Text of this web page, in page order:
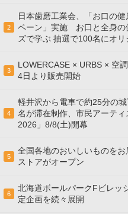
2
日本歯磨工業会、「お口の
ペーン」実施 お口と全身の
ズで学ぶ 抽選で100名にオ
3
LOWERCASE × URBS × 空
4日より販売開始
4
軽井沢から電車で約25分の
名が滞在制作、市民アーテ
2026」8/8(土)開幕
5
全国各地のおいしいものを
ストアがオープン
6
北海道ボールパークFビレッ
定企画を続々展開